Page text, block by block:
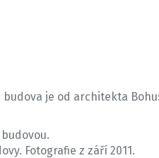
budova je od architekta
Fotografie z září 2011.